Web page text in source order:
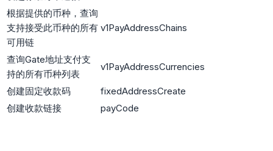
根据提供的币种，查询
支持接受此币种的所有
可用链
v1PayAddressChains
查询Gate地址支付支
持的所有币种列表
v1PayAddressCurrencies
创建固定收款码
fixedAddressCreate
创建收款链接
payCode